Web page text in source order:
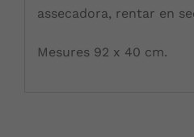
assecadora, rentar en
Mesures 92 x 40 cm.